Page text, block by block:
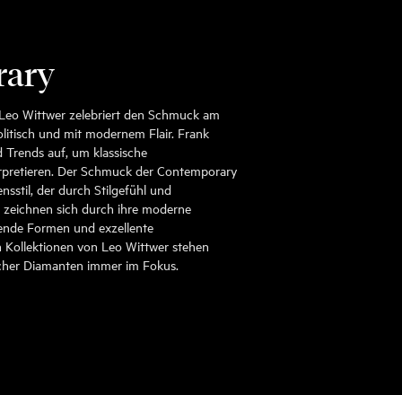
Wittwer zelebriert den Schmuck am
und mit modernem Flair. Frank
auf, um klassische
Der Schmuck der Contemporary
der durch Stilgefühl und
sich durch ihre moderne
Formen und exzellente
Kollektionen von Leo Wittwer stehen
Diamanten immer im Fokus.